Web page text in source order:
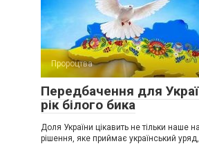
Пророцтва
Передбачення для
рік білого бика
Доля України цікавить не тільки наше
рішення, яке приймає український